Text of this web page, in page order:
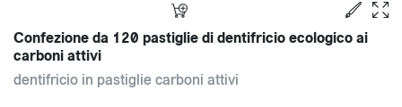
Confezione da 120 pastiglie di dentifricio ecologico ai
carboni attivi
dentifricio in pastiglie carboni attivi